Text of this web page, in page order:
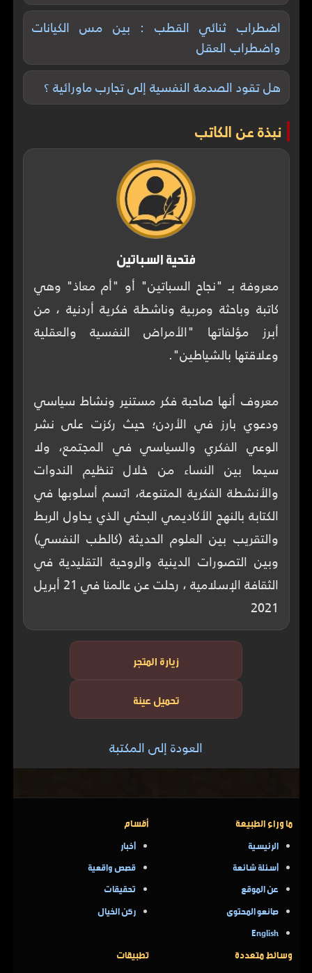
اضطراب ثنائي القطب : بين مس الكيانات
واضطراب العقل
هل تقود الصدمة النفسية إلى تجارب ماورائية ؟
نبذة عن الكاتب
فتحية السباتين
معروفة بـ "نجاح السباتين" أو "أم معاذ" وهي
كاتبة وباحثة ومربية وناشطة فكرية أردنية ، من
أبرز مؤلفاتها "الأمراض النفسية والعقلية
معروف أنها صاحبة فكر مستنير ونشاط سياسي
ودعوي بارز في الأردن؛ حيث ركزت على نشر
الوعي الفكري والسياسي في المجتمع، ولا
سيما بين النساء من خلال تنظيم الندوات
والأنشطة الفكرية المتنوعة، اتسم أسلوبها في
الكتابة بالنهج الأكاديمي البحثي الذي يحاول الربط
والتقريب بين العلوم الحديثة (كالطب النفسي)
وبين التصورات الدينية والروحية التقليدية في
الثقافة الإسلامية ، رحلت عن عالمنا في 21 أبريل
2021
زيارة المتجر
تحميل عينة
العودة إلى المكتبة
ما وراء الطبيعة
الرئيسية
أسئلة شائعة
عن الموقع
صانعو المحتوى
English
أقسام
أخبار
قصص واقعية
تحقيقات
ركن الخيال
وسائط متعددة تطبيقات